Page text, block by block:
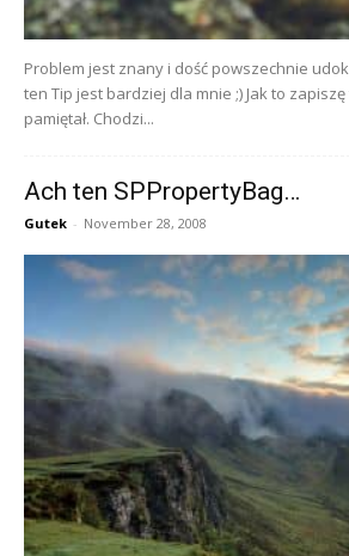
Problem jest znany i dość powszechnie
ten Tip jest bardziej dla mnie ;) Jak to
pamiętał. Chodzi...
Ach ten SPPropertyBag…
Gutek - November 28, 2008